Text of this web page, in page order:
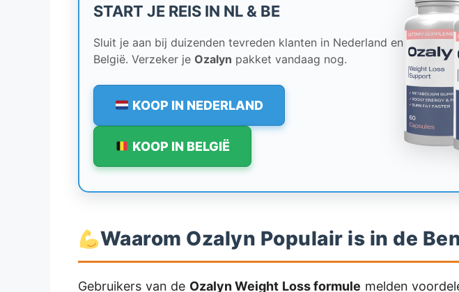
START JE REIS IN NL & BE
Sluit je aan bij duizenden tevreden klanten in Nederland en
België. Verzeker je Ozalyn pakket vandaag nog.
KOOP IN NEDERLAND
KOOP IN BELGIË
Waarom Ozalyn Populair is in de
Gebruikers van de Ozalyn Weight Loss formule melden